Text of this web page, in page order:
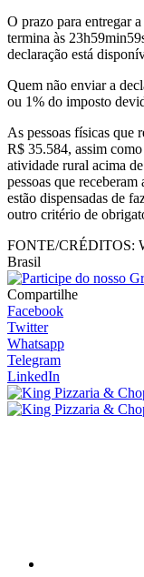
O prazo para entregar
termina às
declaração está
Quem não enviar a
ou 1% do imposto
As pessoas físicas que
R$ 35.584, assim
atividade rural acima
pessoas que
estão dispensadas de
outro critério de
FONTE/CRÉDITOS:
Brasil
Compartilhe
Facebook
Twitter
Whatsapp
Telegram
LinkedIn